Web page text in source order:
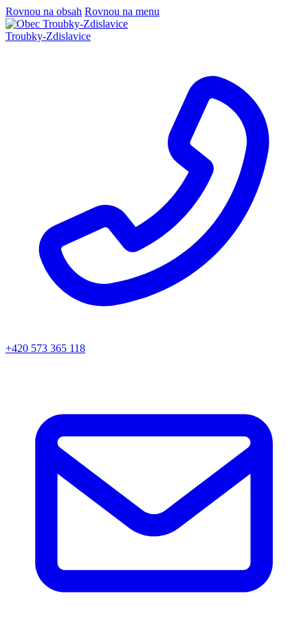
Rovnou na obsah Rovnou na menu
Troubky-Zdislavice
+420 573 365 118